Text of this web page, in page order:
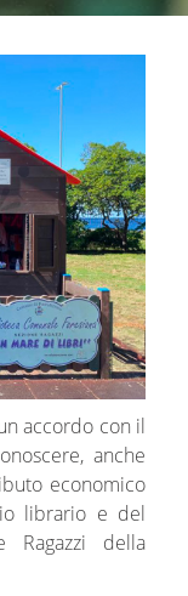
accordo con il
anche
economico
librario e del
Ragazzi della